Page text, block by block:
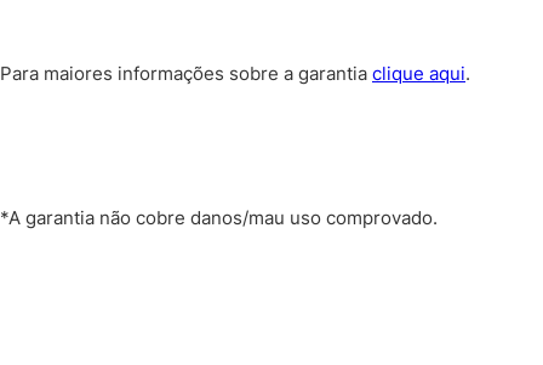
Para maiores informações sobre a garantia clique aqui.
*A garantia não cobre danos/mau uso comprovado.